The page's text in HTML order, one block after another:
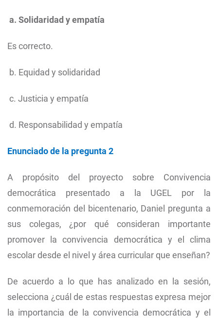
a. Solidaridad y empatía
Es correcto.
b. Equidad y solidaridad
c. Justicia y empatía
d. Responsabilidad y empatía
Enunciado de la pregunta 2
A propósito del proyecto sobre Convivencia
democrática presentado a la UGEL por la
conmemoración del bicentenario, Daniel pregunta a
sus colegas, ¿por qué consideran importante
promover la convivencia democrática y el clima
escolar desde el nivel y área curricular que enseñan?
De acuerdo a lo que has analizado en la sesión,
selecciona ¿cuál de estas respuestas expresa mejor
la importancia de la convivencia democrática y el